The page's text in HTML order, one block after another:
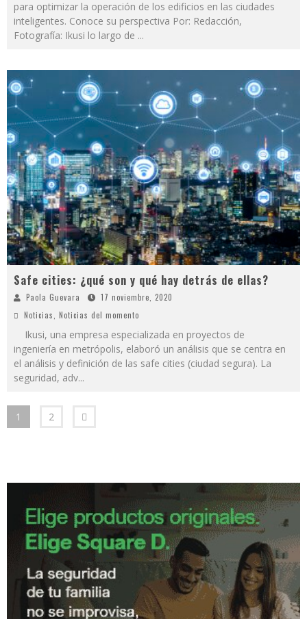
para optimizar la operación de los edificios en las ciudades
inteligentes. Conoce su perspectiva Por: Redacción,
Fotografía: Ikusi lo largo de ...
Safe cities: ¿qué son y qué hay detrás de ellas?
Paola Guevara
17 noviembre, 2020
Noticias, Noticias del momento
Ikusi, una empresa especializada en proyectos de
ingeniería en metrópolis, elaboró un análisis que se centra en
el análisis y definición de las safe cities (ciudad segura). La
seguridad, adv...
1 2